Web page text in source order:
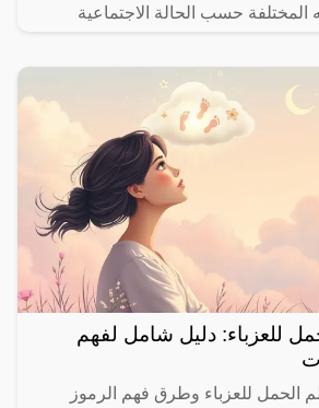
المختلفة حسب الحالة الاجتماعية
للعزباء: دليل شامل لفهم
الحمل للعزباء وطرق فهم الرموز